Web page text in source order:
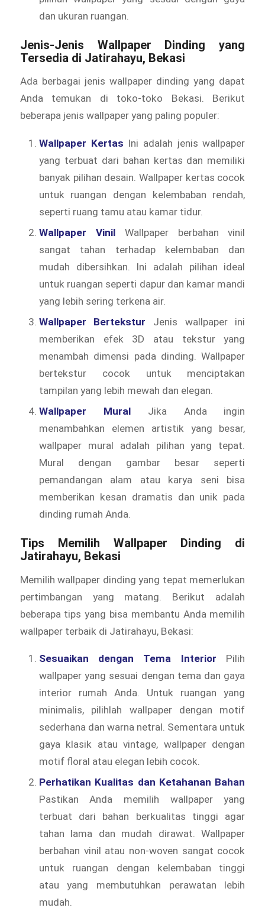
dan ukuran ruangan.
Jenis-Jenis Wallpaper Dinding yang
Tersedia di Jatirahayu, Bekasi
Ada berbagai jenis wallpaper dinding yang dapat
Anda temukan di toko-toko Bekasi. Berikut
beberapa jenis wallpaper yang paling populer:
Wallpaper Kertas Ini adalah jenis wallpaper
yang terbuat dari bahan kertas dan memiliki
banyak pilihan desain. Wallpaper kertas cocok
untuk ruangan dengan kelembaban rendah,
seperti ruang tamu atau kamar tidur.
Wallpaper VinilWallpaper berbahan vinil
sangat tahan terhadap kelembaban dan
mudah dibersihkan. Ini adalah pilihan ideal
untuk ruangan seperti dapur dan kamar mandi
yang lebih sering terkena air.
Wallpaper Bertekstur Jenis wallpaper ini
memberikan efek 3D atau tekstur yang
menambah dimensi pada dinding. Wallpaper
bertekstur cocok untuk menciptakan
tampilan yang lebih mewah dan elegan.
Wallpaper MuralJika Anda ingin
menambahkan elemen artistik yang besar,
wallpaper mural adalah pilihan yang tepat.
Mural dengan gambar besar seperti
pemandangan alam atau karya seni bisa
memberikan kesan dramatis dan unik pada
dinding rumah Anda.
Tips Memilih Wallpaper Dinding di
Jatirahayu, Bekasi
Memilih wallpaper dinding yang tepat memerlukan
pertimbangan yang matang. Berikut adalah
beberapa tips yang bisa membantu Anda memilih
wallpaper terbaik di Jatirahayu, Bekasi:
Sesuaikan dengan Tema Interior Pilih
wallpaper yang sesuai dengan tema dan gaya
interior rumah Anda. Untuk ruangan yang
minimalis, pilihlah wallpaper dengan motif
sederhana dan warna netral. Sementara untuk
gaya klasik atau vintage, wallpaper dengan
motif floral atau elegan lebih cocok.
Perhatikan Kualitas dan Ketahanan Bahan
Pastikan Anda memilih wallpaper yang
terbuat dari bahan berkualitas tinggi agar
tahan lama dan mudah dirawat. Wallpaper
berbahan vinil atau non-woven sangat cocok
untuk ruangan dengan kelembaban tinggi
atau yang membutuhkan perawatan lebih
mudah.